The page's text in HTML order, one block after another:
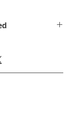
Er stell in
ein Bild
Geschichte